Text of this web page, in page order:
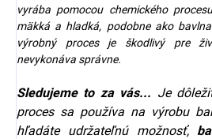
vyrába pomocou chemického
mäkká a hladká, podobne ako
výrobný proces je škodlivý pre
nevykonáva správne.
Sledujeme to za vás... Je
proces sa používa na výrobu
hľadáte udržateľnú možnosť,